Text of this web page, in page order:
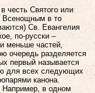
честь Святого или
Всенощным в то
Св. Евангелия
по-русски –
меньше частей,
очередь разделяется
первый называется
для всех следующих
канона.
Например, в одном